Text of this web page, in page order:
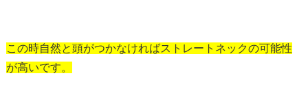
この時自然と頭がつかなければストレートネックの可能性
が高いです。